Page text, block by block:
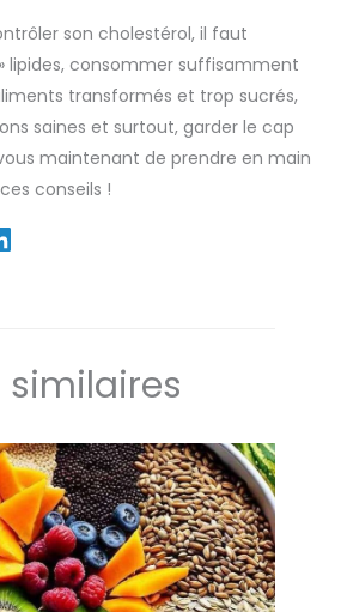
son cholestérol, il faut
lipides, consommer suffisamment
transformés et trop sucrés,
saines et surtout, garder le cap
maintenant de prendre en main
conseils !
similaires